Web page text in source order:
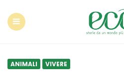
ANIMALI VIVERE